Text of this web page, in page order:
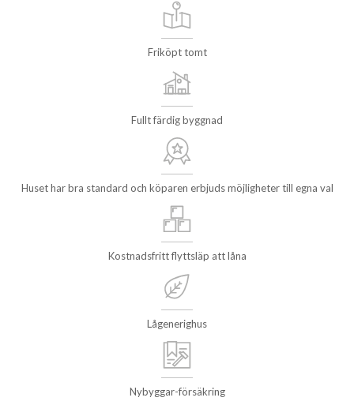
Friköpt tomt
Fullt färdig byggnad
Huset har bra standard och köparen erbjuds möjligheter till egna val
Kostnadsfritt flyttsläp att låna
Lågenerighus
Nybyggar-försäkring